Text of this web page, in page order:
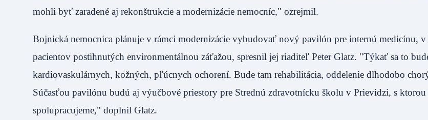
mohli byť zaradené aj rekonštrukcie a modernizácie nemocníc," ozrejmil.
Bojnická nemocnica plánuje v rámci modernizácie vybudovať nový pavilón pre internú medicínu,
pacientov postihnutých environmentálnou záťažou, spresnil jej riaditeľ Peter Glatz. "Týkať sa to
kardiovaskulárnych, kožných, pľúcnych ochorení. Bude tam rehabilitácia, oddelenie dlhodobo
Súčasťou pavilónu budú aj výučbové priestory pre Strednú zdravotnícku školu v Prievidzi, s ktorou
spolupracujeme," doplnil Glatz.